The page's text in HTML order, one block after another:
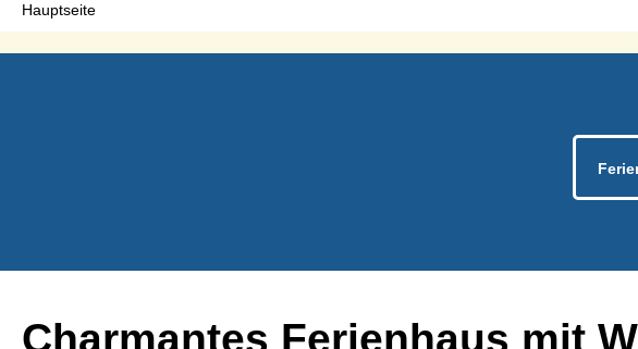
Hauptseite
Charmantes Ferienhaus mit